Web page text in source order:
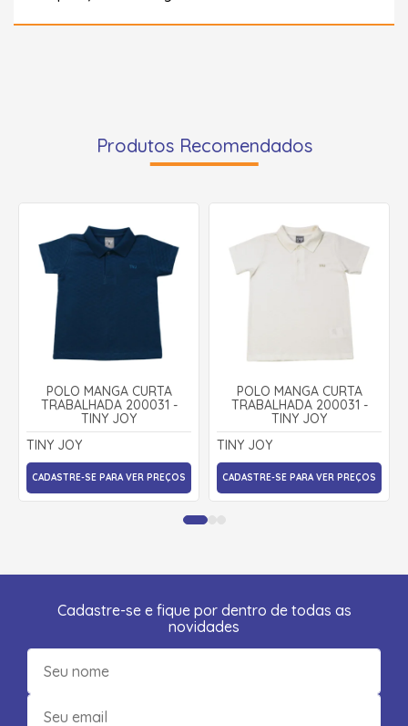
Produtos Recomendados
POLO MANGA CURTA
TRABALHADA 200031 -
TINY JOY
TINY JOY
CADASTRE-SE PARA VER PREÇOS
POLO MANGA CURTA
TRABALHADA 200031 -
TINY JOY
TINY JOY
CADASTRE-SE PARA VER PREÇOS
Cadastre-se e fique por dentro de todas as
novidades